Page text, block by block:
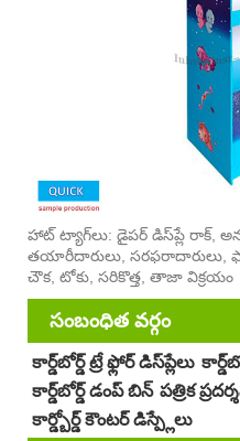
హాట్ ట్యాగ్‌లు: డైపర్ డిస్‌ప్లే రాక్,
తయారీదారులు, సరఫరాదారులు,
చౌక, టోకు, సరికొత్త, తాజా విక్రయం
సంబంధిత వర్గం
కార్డ్‌బోర్డ్ ట్రే ఫ్లోర్ డిస్‌ప్లేలు
కార్డ్‌బోర్డ్ డంప్ బిన్ పత్రిక
కార్డ్బోర్డ్ కౌంటర్ డిస్ప్లేలు